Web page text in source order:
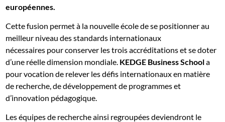
européennes.
Cette fusion permet à la nouvelle école de se positionner au
meilleur niveau des standards internationaux
nécessaires pour conserver les trois accréditations et se doter
d’une réelle dimension mondiale. KEDGE Business Schoola
pour vocation de relever les défis internationaux en matière
de recherche, de développement de programmes et
d’innovation pédagogique.
Les équipes de recherche ainsi regroupées deviendront le